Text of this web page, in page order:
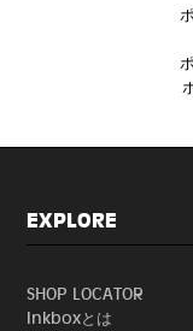
EXPLORE
SHOP LOCATOR
Inkboxとは